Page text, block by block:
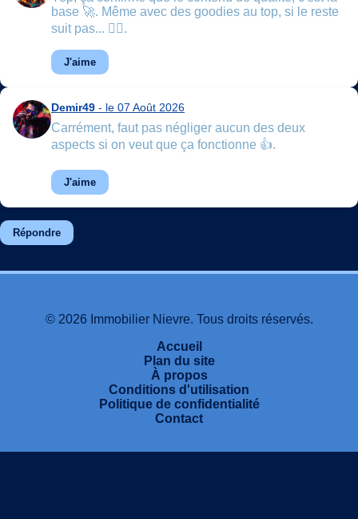
base 🚀. Même avec des goodies au top, si le reste
suit pas... 🤷‍♂️.
J'aime
Demir49 - le 07 Août 2026
Carrément, faut pas négliger aucun des deux
aspects si on veut que ça fonctionne 👍.
J'aime
Répondre
© 2026 Immobilier Nievre. Tous droits réservés.
Accueil
Plan du site
À propos
Conditions d'utilisation
Politique de confidentialité
Contact